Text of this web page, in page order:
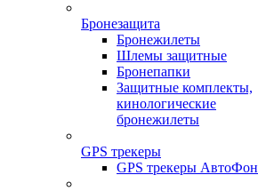
Бронезащита
Бронежилеты
Шлемы защитные
Бронепапки
Защитные комплекты,
кинологические
бронежилеты
GPS трекеры
GPS трекеры АвтоФон